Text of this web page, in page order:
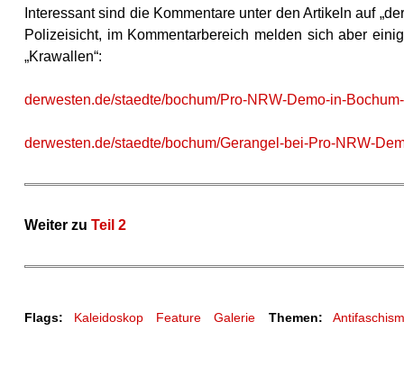
Interessant sind die Kommentare unter den Artikeln auf
Polizeisicht, im Kommentarbereich melden sich aber
„Krawallen“:
derwesten.de/staedte/bochum/Pro-NRW-Demo-in-
derwesten.de/staedte/bochum/Gerangel-bei-Pro-NRW-
Weiter zu Teil 2
Flags: Kaleidoskop Feature Galerie Themen: